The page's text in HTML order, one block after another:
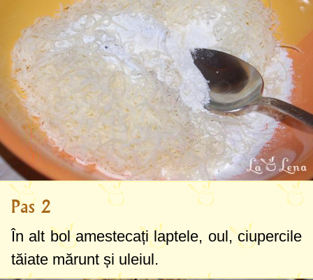
Pas 2
În alt bol amestecați laptele, oul, ciupercile
tăiate mărunt și uleiul.